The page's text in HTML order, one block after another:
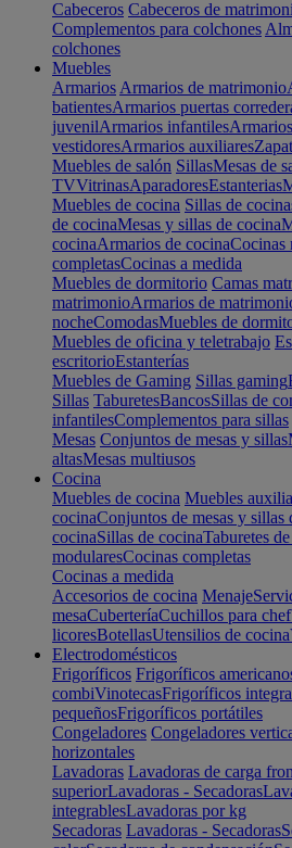
Cabeceros Cabeceros de
Complementos para colchones
colchones
Muebles
Armarios Armarios de matrimonio
batientesArmarios puertas
juvenilArmarios infantiles
vestidoresArmarios auxiliares
Muebles de salón SillasMesas de
TVVitrinasAparadoresEstanterias
Muebles de cocina Sillas de
de cocinaMesas y sillas de cocina
cocinaArmarios de cocinaCocinas
completasCocinas a medida
Muebles de dormitorio Camas
matrimonioArmarios de
nocheComodasMuebles de
Muebles de oficina y teletrabajo
escritorioEstanterías
Muebles de Gaming Sillas gaming
Sillas TaburetesBancosSillas de
infantilesComplementos para sillas
Mesas Conjuntos de mesas y sillas
altasMesas multiusos
Cocina
Muebles de cocina Muebles
cocinaConjuntos de mesas y sillas
cocinaSillas de cocinaTaburetes
modularesCocinas completas
Cocinas a medida
Accesorios de cocina Menaje
mesaCuberteríaCuchillos para chef
licoresBotellasUtensilios de cocina
Electrodomésticos
Frigoríficos Frigoríficos
combiVinotecasFrigoríficos
pequeñosFrigoríficos portátiles
Congeladores Congeladores
horizontales
Lavadoras Lavadoras de carga
superiorLavadoras - Secadoras
integrablesLavadoras por kg
Secadoras Lavadoras - Secadoras